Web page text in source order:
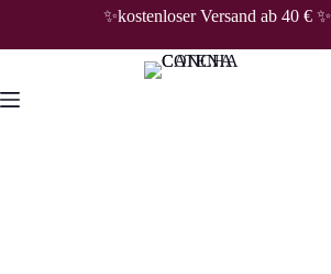
springen
✨kostenloser Versand ab 40 € ✨